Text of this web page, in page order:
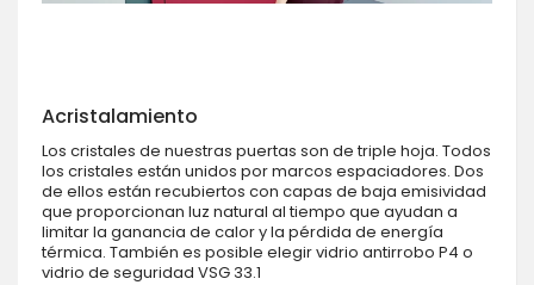
Acristalamiento
Los cristales de nuestras puertas son de triple hoja. Todos
los cristales están unidos por marcos espaciadores. Dos
de ellos están recubiertos con capas de baja emisividad
que proporcionan luz natural al tiempo que ayudan a
limitar la ganancia de calor y la pérdida de energía
térmica. También es posible elegir vidrio antirrobo P4 o
vidrio de seguridad VSG 33.1